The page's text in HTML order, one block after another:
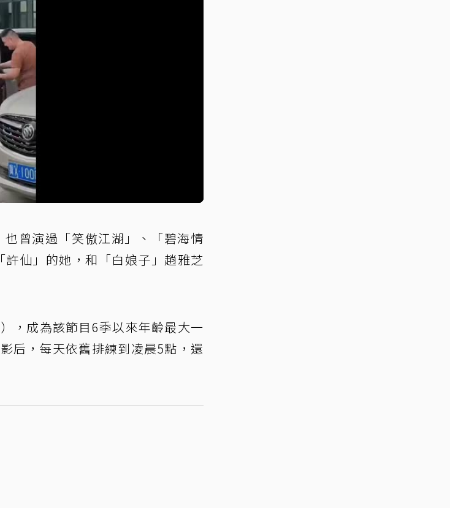
曾演過「笑傲江湖」、「碧海情
仙」的她，和「白娘子」趙雅芝
，成為該節目6季以來年齡最大一
后，每天依舊排練到凌晨5點，還